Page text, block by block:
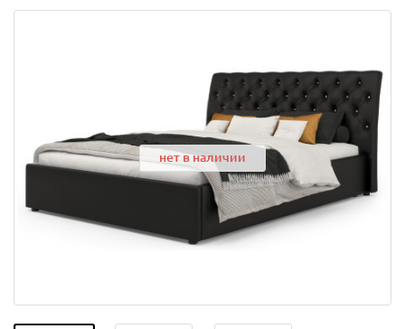
нет в наличии